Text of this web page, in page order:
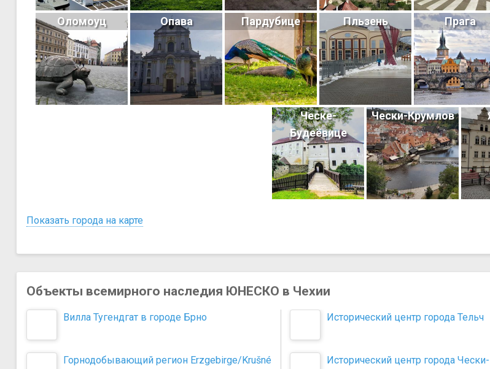
Оломоуц Опава Пардубице Пльзень Прага
Ческе-
Будеёвице
Чески-Крумлов
Показать города на карте
Объекты всемирного наследия ЮНЕСКО в Чехии
Вилла Тугендгат в городе Брно
Горнодобывающий регион Erzgebirge/Krušné
Исторический центр города Тельч
Исторический центр города